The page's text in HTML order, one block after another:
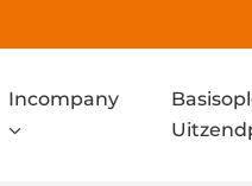
Incompany